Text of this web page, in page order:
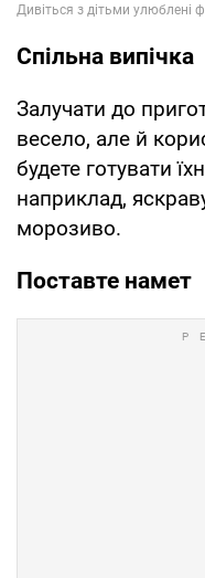
Спільна випічка
Залучати до
весело, але й
будете готувати
наприклад,
морозиво.
Поставте намет